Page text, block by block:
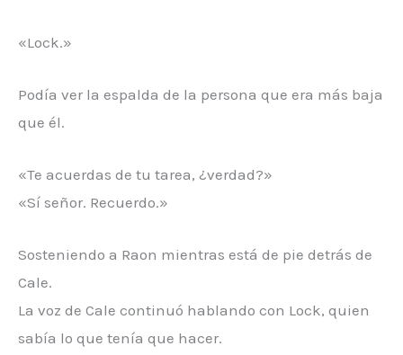
«Lock.»
Podía ver la espalda de la persona que era más baja
que él.
«Te acuerdas de tu tarea, ¿verdad?»
«Sí señor. Recuerdo.»
Sosteniendo a Raon mientras está de pie detrás de
Cale.
La voz de Cale continuó hablando con Lock, quien
sabía lo que tenía que hacer.